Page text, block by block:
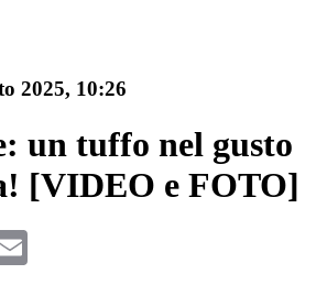
2025, 10:26
un tuffo nel gusto
[VIDEO e FOTO]